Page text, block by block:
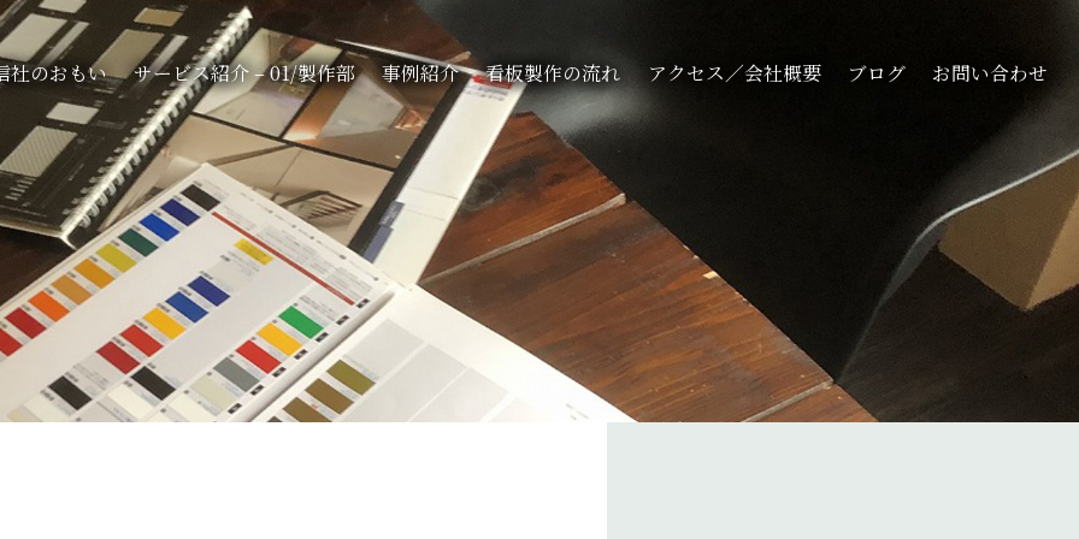
社のおもい サービス紹介 – 01/製作部 事例紹介 看板製作の流れ アクセス／会社概要 ブログ お問い合わせ